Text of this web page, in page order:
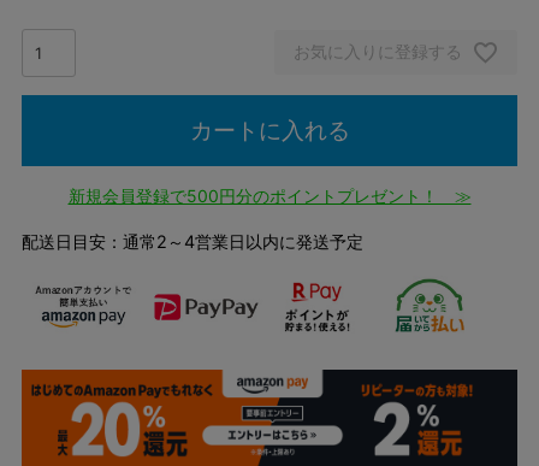
お気に入りに登録する
カートに入れる
新規会員登録で500円分のポイントプレゼント！ ≫
配送日目安：通常2～4営業日以内に発送予定